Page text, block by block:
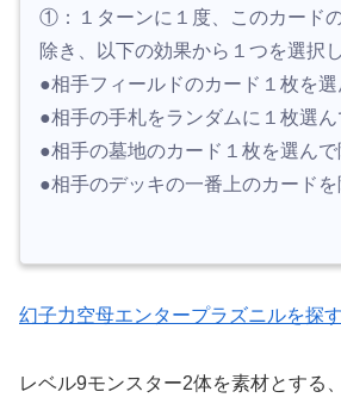
①：１ターンに１度、このカード
除き、以下の効果から１つを選択
●相手フィールドのカード１枚を選
●相手の手札をランダムに１枚選ん
●相手の墓地のカード１枚を選んで
●相手のデッキの一番上のカードを
幻子力空母エンタープラズニルを探す
レベル9モンスター2体を素材とする